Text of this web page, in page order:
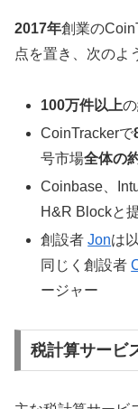
2017年創業の
点を置き、次のよ
100万件以上
CoinTrackerで
号市場全体の
Coinbase、
H&R Blockと
創設者Jonは
同じく創設者
ージャー
税計算サービ